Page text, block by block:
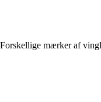
Forskellige mærker af